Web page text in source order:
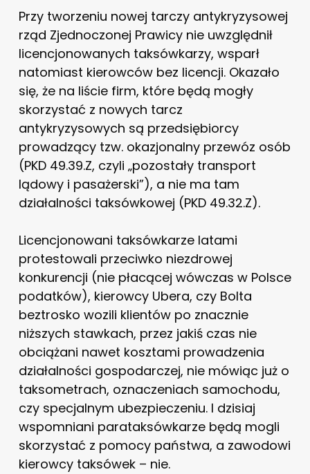
Przy tworzeniu nowej tarczy antykryzysowej
rząd Zjednoczonej Prawicy nie uwzględnił
licencjonowanych taksówkarzy, wsparł
natomiast kierowców bez licencji. Okazało
się, że na liście firm, które będą mogły
skorzystać z nowych tarcz
antykryzysowych są przedsiębiorcy
prowadzący tzw. okazjonalny przewóz osób
(PKD 49.39.Z, czyli „pozostały transport
lądowy i pasażerski”), a nie ma tam
działalności taksówkowej (PKD 49.32.Z).
Licencjonowani taksówkarze latami
protestowali przeciwko niezdrowej
konkurencji (nie płacącej wówczas w Polsce
podatków), kierowcy Ubera, czy Bolta
beztrosko wozili klientów po znacznie
niższych stawkach, przez jakiś czas nie
obciążani nawet kosztami prowadzenia
działalności gospodarczej, nie mówiąc już o
taksometrach, oznaczeniach samochodu,
czy specjalnym ubezpieczeniu. I dzisiaj
wspomniani parataksówkarze będą mogli
skorzystać z pomocy państwa, a zawodowi
kierowcy taksówek – nie.